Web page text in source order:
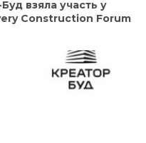
взяла участь у
Construction Forum